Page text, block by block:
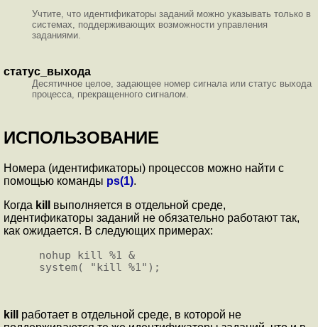
Учтите, что идентификаторы заданий можно указывать только в
системах, поддерживающих возможности управления
заданиями.
статус_выхода
Десятичное целое, задающее номер сигнала или статус выхода
процесса, прекращенного сигналом.
ИСПОЛЬЗОВАНИЕ
Номера (идентификаторы) процессов можно найти с
помощью команды ps(1).
Когда kill
выполняется в отдельной среде,
идентификаторы заданий не обязательно работают так,
как ожидается. В следующих примерах:
nohup kill %1 &
kill
работает в отдельной среде, в которой не